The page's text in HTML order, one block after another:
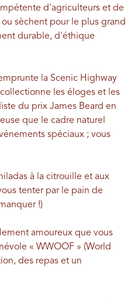
d'agriculteurs et de
sèchent pour le plus grand
durable, d'éthique
la Scenic Highway
les éloges et les
du prix James Beard en
que le cadre naturel
spéciaux ; vous
à la citrouille et aux
tenter par le pain de
!)
amoureux que vous
« WWOOF » (World
des repas et un